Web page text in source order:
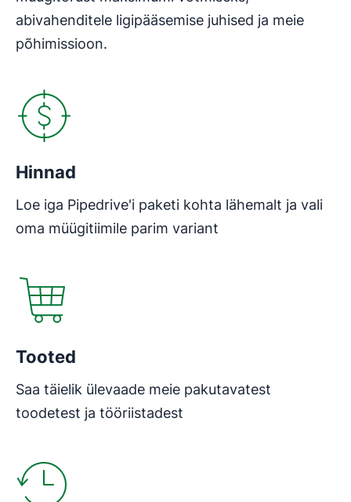
abivahenditele ligipääsemise juhised ja meie
põhimissioon.
Hinnad
Loe iga Pipedrive'i paketi kohta lähemalt ja vali
oma müügitiimile parim variant
Tooted
Saa täielik ülevaade meie pakutavatest
toodetest ja tööriistadest